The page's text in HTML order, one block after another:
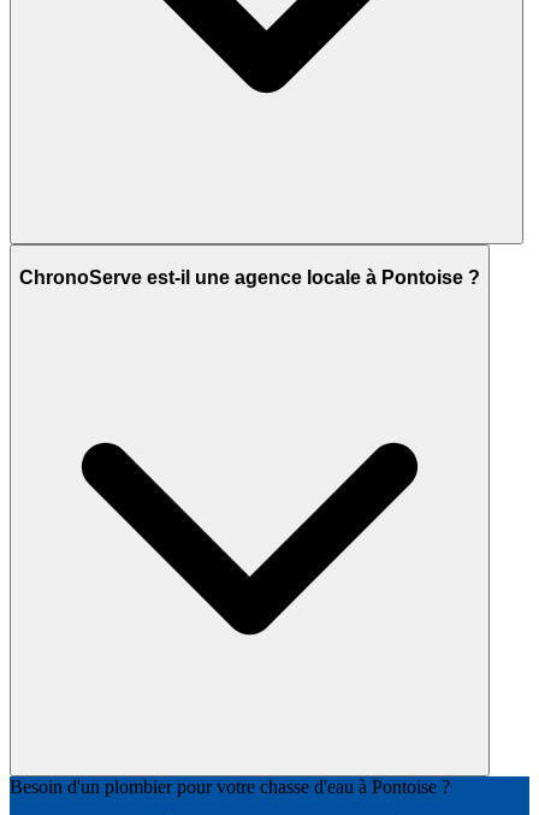
ChronoServe est-il une agence locale à Pontoise ?
Besoin d'un plombier pour votre chasse d'eau à Pontoise ?